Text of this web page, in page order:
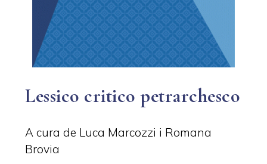
Lessico critico petrarchesco
A cura de Luca Marcozzi i Romana
Brovia